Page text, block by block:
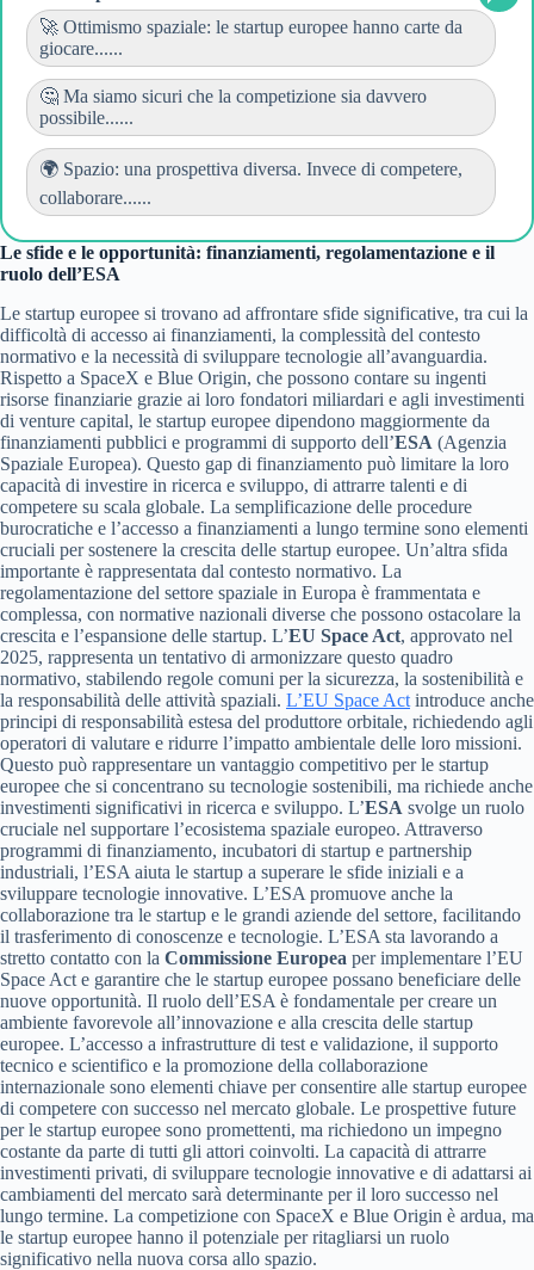
🚀 Ottimismo spaziale: le startup europee hanno carte da
giocare......
🤔 Ma siamo sicuri che la competizione sia davvero
possibile......
🌍 Spazio: una prospettiva diversa. Invece di competere,
collaborare......
Le sfide e le opportunità: finanziamenti, regolamentazione e il
ruolo dell’ESA
Le startup europee si trovano ad affrontare sfide significative, tra cui la
difficoltà di accesso ai finanziamenti, la complessità del contesto
normativo e la necessità di sviluppare tecnologie all’avanguardia.
Rispetto a SpaceX e Blue Origin, che possono contare su ingenti
risorse finanziarie grazie ai loro fondatori miliardari e agli investimenti
di venture capital, le startup europee dipendono maggiormente da
finanziamenti pubblici e programmi di supporto dell’ESA (Agenzia
Spaziale Europea). Questo gap di finanziamento può limitare la loro
capacità di investire in ricerca e sviluppo, di attrarre talenti e di
competere su scala globale. La semplificazione delle procedure
burocratiche e l’accesso a finanziamenti a lungo termine sono elementi
cruciali per sostenere la crescita delle startup europee. Un’altra sfida
importante è rappresentata dal contesto normativo. La
regolamentazione del settore spaziale in Europa è frammentata e
complessa, con normative nazionali diverse che possono ostacolare la
crescita e l’espansione delle startup. L’EU Space Act, approvato nel
2025, rappresenta un tentativo di armonizzare questo quadro
normativo, stabilendo regole comuni per la sicurezza, la sostenibilità e
la responsabilità delle attività spaziali. L’EU Space Act introduce anche
principi di responsabilità estesa del produttore orbitale, richiedendo agli
operatori di valutare e ridurre l’impatto ambientale delle loro missioni.
Questo può rappresentare un vantaggio competitivo per le startup
europee che si concentrano su tecnologie sostenibili, ma richiede anche
investimenti significativi in ricerca e sviluppo. L’ESA svolge un ruolo
cruciale nel supportare l’ecosistema spaziale europeo. Attraverso
programmi di finanziamento, incubatori di startup e partnership
industriali, l’ESA aiuta le startup a superare le sfide iniziali e a
sviluppare tecnologie innovative. L’ESA promuove anche la
collaborazione tra le startup e le grandi aziende del settore, facilitando
il trasferimento di conoscenze e tecnologie. L’ESA sta lavorando a
stretto contatto con la Commissione Europea per implementare l’EU
Space Act e garantire che le startup europee possano beneficiare delle
nuove opportunità. Il ruolo dell’ESA è fondamentale per creare un
ambiente favorevole all’innovazione e alla crescita delle startup
europee. L’accesso a infrastrutture di test e validazione, il supporto
tecnico e scientifico e la promozione della collaborazione
internazionale sono elementi chiave per consentire alle startup europee
di competere con successo nel mercato globale. Le prospettive future
per le startup europee sono promettenti, ma richiedono un impegno
costante da parte di tutti gli attori coinvolti. La capacità di attrarre
investimenti privati, di sviluppare tecnologie innovative e di adattarsi ai
cambiamenti del mercato sarà determinante per il loro successo nel
lungo termine. La competizione con SpaceX e Blue Origin è ardua, ma
le startup europee hanno il potenziale per ritagliarsi un ruolo
significativo nella nuova corsa allo spazio.